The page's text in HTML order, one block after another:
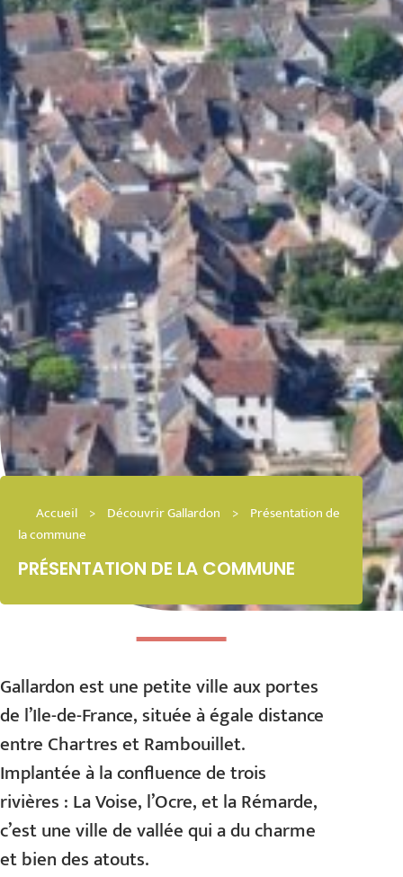
Accueil > Découvrir Gallardon > Présentation de
la commune
PRÉSENTATION DE LA COMMUNE
Gallardon est une petite ville aux portes
de l’Ile-de-France, située à égale distance
entre Chartres et Rambouillet.
Implantée à la confluence de trois
rivières : La Voise, l’Ocre, et la Rémarde,
c’est une ville de vallée qui a du charme
et bien des atouts.